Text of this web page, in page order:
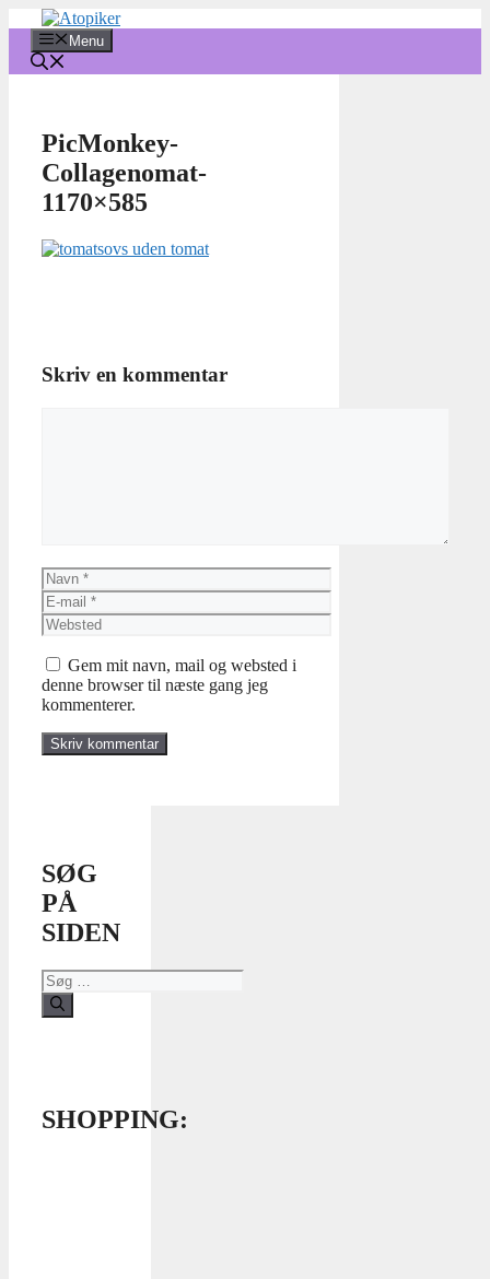
indhold
Menu
PicMonkey-
Collagenomat-
1170×585
Skriv en kommentar
Navn
E-
mail
Websted
Gem mit navn, mail og websted i
denne browser til næste gang jeg
kommenterer.
SØG
PÅ
SIDEN
Søg
efter:
SHOPPING: